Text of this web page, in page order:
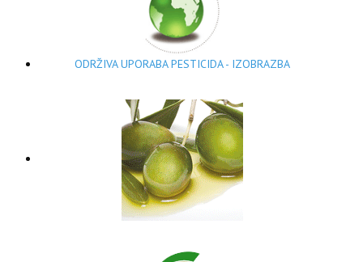
ODRŽIVA UPORABA PESTICIDA - IZOBRAZBA